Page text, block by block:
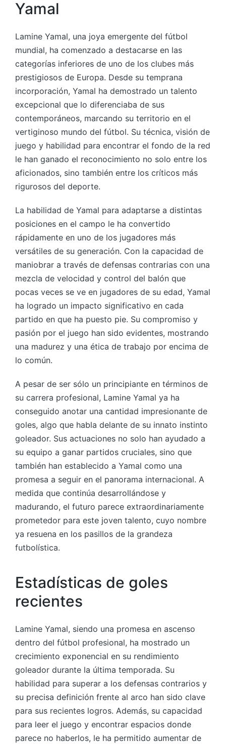
Yamal
Lamine Yamal, una joya emergente del fútbol
mundial, ha comenzado a destacarse en las
categorías inferiores de uno de los clubes más
prestigiosos de Europa. Desde su temprana
incorporación, Yamal ha demostrado un talento
excepcional que lo diferenciaba de sus
contemporáneos, marcando su territorio en el
vertiginoso mundo del fútbol. Su técnica, visión de
juego y habilidad para encontrar el fondo de la red
le han ganado el reconocimiento no solo entre los
aficionados, sino también entre los críticos más
rigurosos del deporte.
La habilidad de Yamal para adaptarse a distintas
posiciones en el campo le ha convertido
rápidamente en uno de los jugadores más
versátiles de su generación. Con la capacidad de
maniobrar a través de defensas contrarias con una
mezcla de velocidad y control del balón que
pocas veces se ve en jugadores de su edad, Yamal
ha logrado un impacto significativo en cada
partido en que ha puesto pie. Su compromiso y
pasión por el juego han sido evidentes, mostrando
una madurez y una ética de trabajo por encima de
lo común.
A pesar de ser sólo un principiante en términos de
su carrera profesional, Lamine Yamal ya ha
conseguido anotar una cantidad impresionante de
goles, algo que habla delante de su innato instinto
goleador. Sus actuaciones no solo han ayudado a
su equipo a ganar partidos cruciales, sino que
también han establecido a Yamal como una
promesa a seguir en el panorama internacional. A
medida que continúa desarrollándose y
madurando, el futuro parece extraordinariamente
prometedor para este joven talento, cuyo nombre
ya resuena en los pasillos de la grandeza
futbolística.
Estadísticas de goles
recientes
Lamine Yamal, siendo una promesa en ascenso
dentro del fútbol profesional, ha mostrado un
crecimiento exponencial en su rendimiento
goleador durante la última temporada. Su
habilidad para superar a los defensas contrarios y
su precisa definición frente al arco han sido clave
para sus recientes logros. Además, su capacidad
para leer el juego y encontrar espacios donde
parece no haberlos, le ha permitido aumentar de